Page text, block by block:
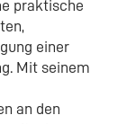
praktische
einer
Mit seinem
an den